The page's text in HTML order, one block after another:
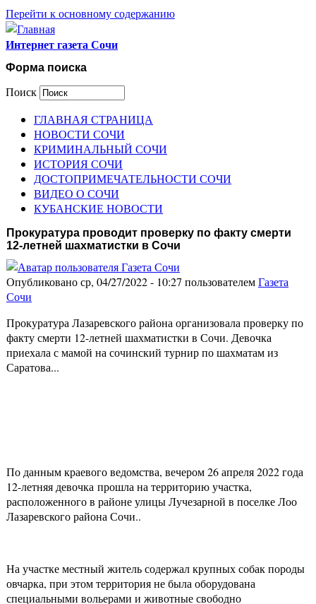
Перейти к основному содержанию
Интернет газета Сочи
Форма поиска
Поиск
ГЛАВНАЯ СТРАНИЦА
НОВОСТИ СОЧИ
КРИМИНАЛЬНЫЙ СОЧИ
ИСТОРИЯ СОЧИ
ДОСТОПРИМЕЧАТЕЛЬНОСТИ СОЧИ
ВИДЕО О СОЧИ
КУБАНСКИЕ НОВОСТИ
Прокуратура проводит проверку по факту смерти
12-летней шахматистки в Сочи
Опубликовано ср, 04/27/2022 - 10:27 пользователемГазета
Сочи
Прокуратура Лазаревского района организовала проверку по
факту смерти 12-летней шахматистки в Сочи. Девочка
приехала с мамой на сочинский турнир по шахматам из
Саратова...
По данным краевого ведомства, вечером 26 апреля 2022 года
12-летняя девочка прошла на территорию участка,
расположенного в районе улицы Лучезарной в поселке Лоо
Лазаревского района Сочи..
На участке местный житель содержал крупных собак породы
овчарка, при этом территория не была оборудована
специальными вольерами и животные свободно